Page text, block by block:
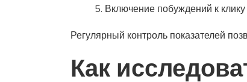
Включение побуждений к
Регулярный контроль показателей
Как